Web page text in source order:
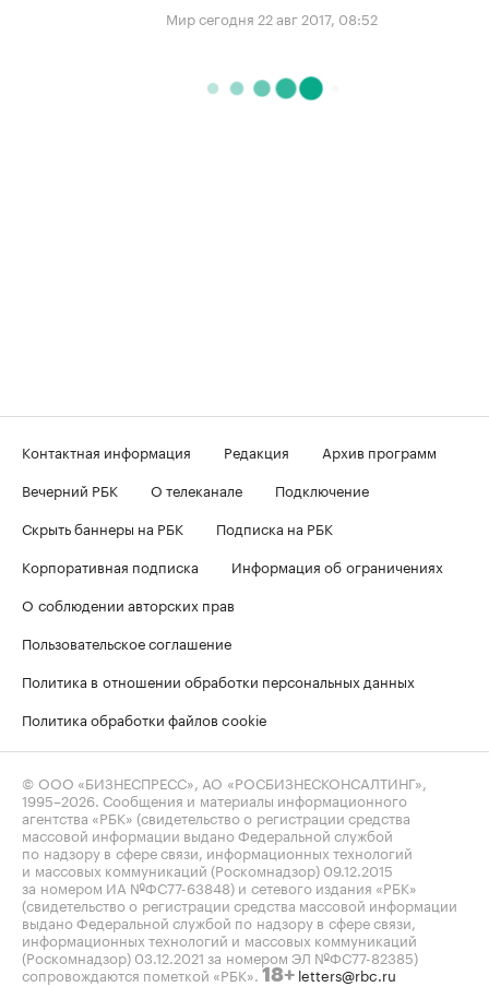
Мир сегодня 22 авг 2017, 08:52
Контактная информация Редакция
Архив программ
Вечерний РБК
О телеканале
Подключение
Скрыть баннеры на РБК
Подписка на РБК
Корпоративная подписка
Информация об ограничениях
О соблюдении авторских прав
Пользовательское соглашение
Политика в отношении обработки персональных данных
Политика обработки файлов cookie
© ООО «БИЗНЕСПРЕСС», АО «РОСБИЗНЕСКОНСАЛТИНГ»,
1995–2026. Сообщения и материалы информационного
агентства «РБК» (свидетельство о регистрации средства
массовой информации выдано Федеральной службой
по надзору в сфере связи, информационных технологий
и массовых коммуникаций (Роскомнадзор) 09.12.2015
за номером ИА №ФС77-63848) и сетевого издания «РБК»
(свидетельство о регистрации средства массовой информации
выдано Федеральной службой по надзору в сфере связи,
информационных технологий и массовых коммуникаций
(Роскомнадзор) 03.12.2021 за номером ЭЛ №ФС77-82385)
сопровождаются пометкой «РБК». 18+ letters@rbc.ru